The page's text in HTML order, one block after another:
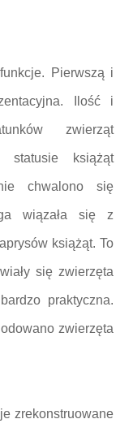
Pierwszą i
Ilość i
zwierząt
statusie książąt
chwalono się
wiązała się z
książąt. To
się zwierzęta
praktyczna.
zwierzęta
zrekonstruowane